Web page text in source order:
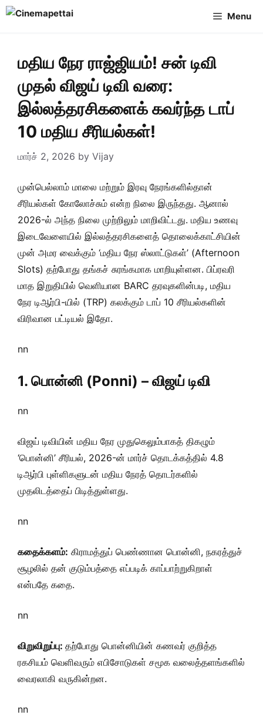
Skip
Menu
மதிய நேர ராஜ்ஜியம்! சன் டிவி
முதல் விஜய் டிவி வரை:
இல்லத்தரசிகளைக் கவர்ந்த டாப்
10 மதிய சீரியல்கள்!
மார்ச் 2, 2026 by Vijay
முன்பெல்லாம் மாலை மற்றும் இரவு நேரங்களில்தான்
சீரியல்கள் கோலோச்சும் என்ற நிலை இருந்தது. ஆனால்
2026-ல் அந்த நிலை முற்றிலும் மாறிவிட்டது. மதிய உணவு
இடைவேளையில் இல்லத்தரசிகளைத் தொலைக்காட்சியின்
முன் அமர வைக்கும் ‘மதிய நேர ஸ்லாட்டுகள்’ (Afternoon
Slots) தற்போது தங்கச் சுரங்கமாக மாறியுள்ளன. பிப்ரவரி
மாத இறுதியில் வெளியான BARC தரவுகளின்படி, மதிய
நேர டிஆர்பி-யில் (TRP) கலக்கும் டாப் 10 சீரியல்களின்
விரிவான பட்டியல் இதோ.
nn
1. பொன்னி (Ponni) – விஜய் டிவி
nn
விஜய் டிவியின் மதிய நேர முதுகெலும்பாகத் திகழும்
‘பொன்னி’ சீரியல், 2026-ன் மார்ச் தொடக்கத்தில் 4.8
டிஆர்பி புள்ளிகளுடன் மதிய நேரத் தொடர்களில்
முதலிடத்தைப் பிடித்துள்ளது.
nn
கதைக்களம்: கிராமத்துப் பெண்ணான பொன்னி, நகரத்துச்
சூழலில் தன் குடும்பத்தை எப்படிக் காப்பாற்றுகிறாள்
என்பதே கதை.
nn
விறுவிறுப்பு: தற்போது பொன்னியின் கணவர் குறித்த
ரகசியம் வெளிவரும் எபிசோடுகள் சமூக வலைத்தளங்களில்
வைரலாகி வருகின்றன.
nn